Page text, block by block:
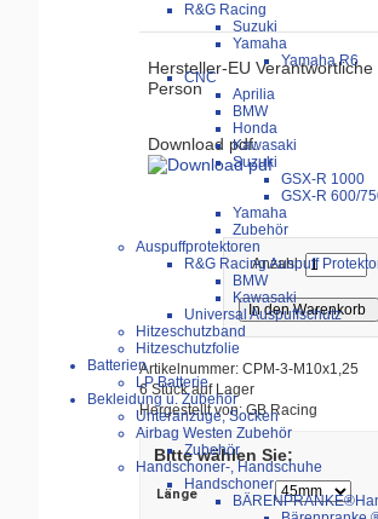
R&G Racing
Suzuki
Yamaha
Yamaha R6
CNC
Aprilia
BMW
Honda
Kawasaki
Suzuki
GSX-R 1000
GSX-R 600/
Yamaha
Zubehör
Auspuffprotektoren
R&G Racing Auspuff
BMW
Kawasaki
Universal Auspuffschutz
Hitzeschutzband
Hitzeschutzfolie
Batterien
LP Batterie
Bekleidung u. Zubehör
Unteranzüge, Socken
Airbag Westen Zubehör
Zubehör
Handschoner-, Handschuhe
Handschoner
Hersteller-EU Verantwortliche
Person
Download pdf:
Anzahl:
Artikelnummer: CPM-3-M10x1,25
6 Stück auf Lager
Hergestellt von: GB Racing
Bitte wählen Sie:
Länge